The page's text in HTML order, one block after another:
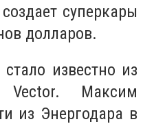
суперкары
долларов.
известно из
Vector. Максим
из Энергодара в